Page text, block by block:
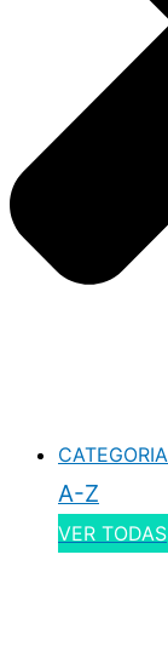
A-Z
VER TODAS